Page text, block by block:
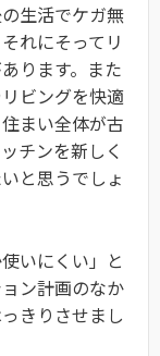
生活でケガ無
れにそってリ
ります。また
ビングを快適
まい全体が古
チンを新しく
と思うでしょ
いにくい」と
ン計画のなか
きりさせまし